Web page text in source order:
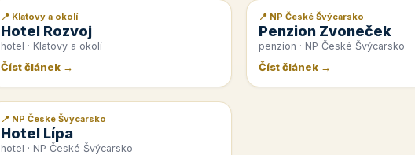
📰 PR článek
📍 Klatovy a okolí
Hotel Rozvoj
hotel · Klatovy a okolí
Číst článek →
📰 PR článek
📍 NP České Švýcarsko
Penzion Zvoneček
penzion · NP České Švýcarsko
Číst článek →
📰 PR článek
📍 NP České Švýcarsko
Hotel Lípa
hotel · NP České Švýcarsko